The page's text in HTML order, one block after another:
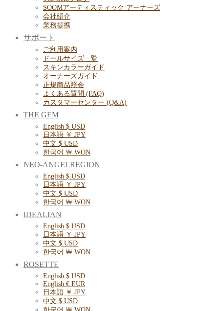
SOOMアーティスティック アーナーズ
会社紹介
業務提携
サポート
ご利用案内
ドールサイズ一覧
スキンカラーガイド
オーナーズガイド
正規商品照会
よくある質問 (FAQ)
カスタマーセンター (Q&A)
THE GEM
English $ USD
日本語 ￥ JPY
中文 $ USD
한국어 ￦ WON
NEO-ANGELREGION
English $ USD
日本語 ￥ JPY
中文 $ USD
한국어 ￦ WON
IDEALIAN
English $ USD
日本語 ￥ JPY
中文 $ USD
한국어 ￦ WON
ROSETTE
English $ USD
English € EUR
日本語 ￥ JPY
中文 $ USD